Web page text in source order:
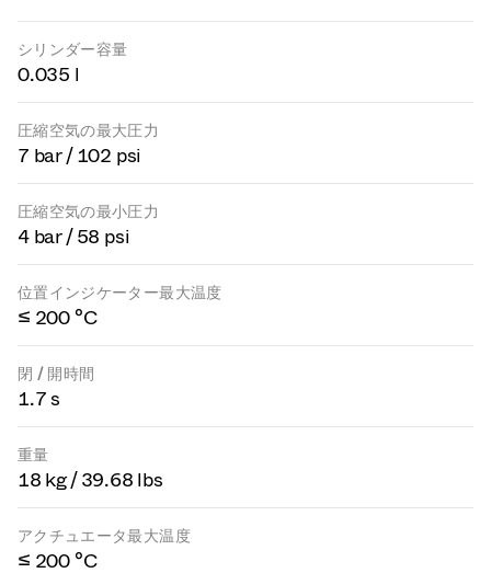
シリンダー容量
0.035 l
圧縮空気の最大圧力
7 bar / 102 psi
圧縮空気の最小圧力
4 bar / 58 psi
位置インジケーター最大温度
≤ 200 °C
閉 / 開時間
1.7 s
重量
18 kg / 39.68 lbs
アクチュエータ最大温度
≤ 200 °C